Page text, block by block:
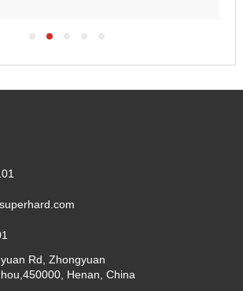
Rd, Zhongyuan
Henan, China